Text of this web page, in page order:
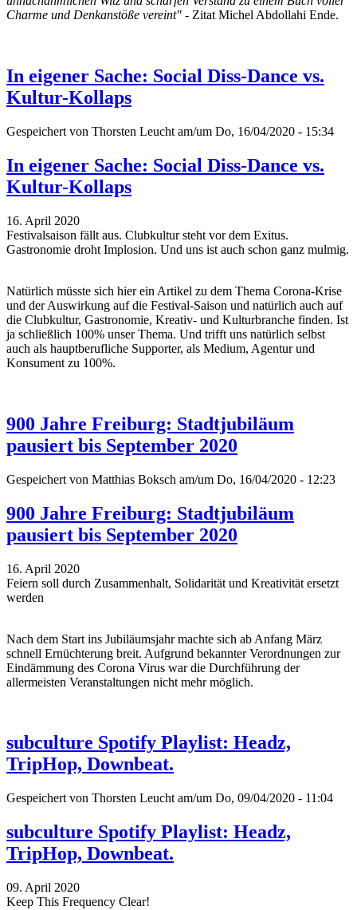
Charme und Denkanstöße vereint" - Zitat Michel Abdollahi Ende.
In eigener Sache: Social Diss-Dance vs.
Kultur-Kollaps
Gespeichert von Thorsten Leucht am/um Do, 16/04/2020 - 15:34
In eigener Sache: Social Diss-Dance vs.
Kultur-Kollaps
16. April 2020
Festivalsaison fällt aus. Clubkultur steht vor dem Exitus.
Gastronomie droht Implosion. Und uns ist auch schon ganz mulmig.
Natürlich müsste sich hier ein Artikel zu dem Thema Corona-Krise
und der Auswirkung auf die Festival-Saison und natürlich auch auf
die Clubkultur, Gastronomie, Kreativ- und Kulturbranche finden. Ist
ja schließlich 100% unser Thema. Und trifft uns natürlich selbst
auch als hauptberufliche Supporter, als Medium, Agentur und
Konsument zu 100%.
900 Jahre Freiburg: Stadtjubiläum
pausiert bis September 2020
Gespeichert von Matthias Boksch am/um Do, 16/04/2020 - 12:23
900 Jahre Freiburg: Stadtjubiläum
pausiert bis September 2020
16. April 2020
Feiern soll durch Zusammenhalt, Solidarität und Kreativität ersetzt
werden
Nach dem Start ins Jubiläumsjahr machte sich ab Anfang März
schnell Ernüchterung breit. Aufgrund bekannter Verordnungen zur
Eindämmung des Corona Virus war die Durchführung der
allermeisten Veranstaltungen nicht mehr möglich.
subculture Spotify Playlist: Headz,
TripHop, Downbeat.
Gespeichert von Thorsten Leucht am/um Do, 09/04/2020 - 11:04
subculture Spotify Playlist: Headz,
TripHop, Downbeat.
09. April 2020
Keep This Frequency Clear!